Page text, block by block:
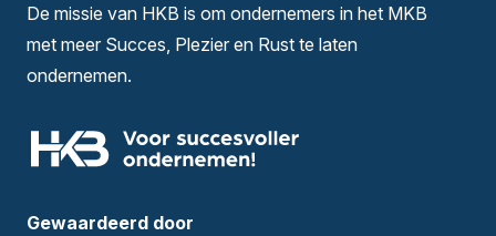
De missie van HKB is om ondernemers in het MKB
met meer Succes, Plezier en Rust te laten
ondernemen.
Gewaardeerd door